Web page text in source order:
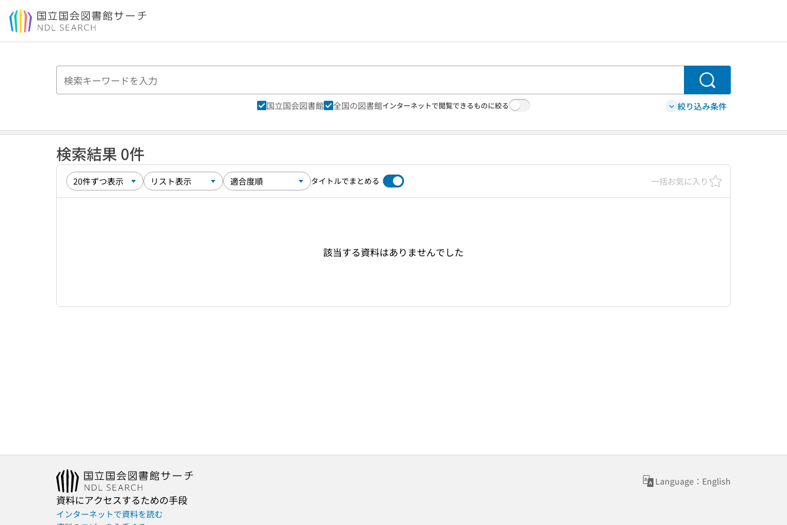
本文へ移動
検索
国立国会図書館 全国の図書館インターネットで閲覧できるものに絞る 絞り込み条件
検索結果 0件
タイトルでまとめる 一括お気に入り
該当する資料はありませんでした
Language：English
資料にアクセスするための手段
インターネットで資料を読む